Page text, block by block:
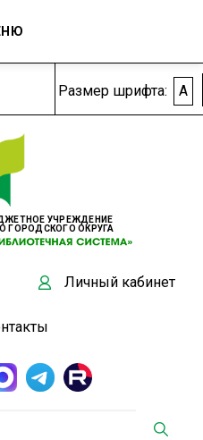
Размер шрифта: A
УЧРЕЖДЕНИЕ
ГОРОДСКОГО ОКРУГА
Личный кабинет